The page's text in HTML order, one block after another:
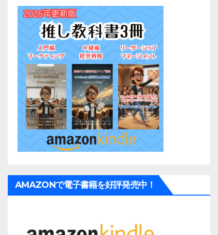
AMAZONで電子書籍を好評発売中！